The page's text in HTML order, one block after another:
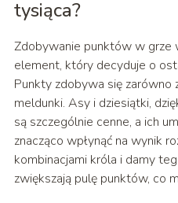
tysiąca?
Zdobywanie punktów w
element, który decyduje o
Punkty zdobywa się zarówno
meldunki. Asy i dziesiątki,
są szczególnie cenne, a ich
znacząco wpłynąć na wynik
kombinacjami króla i damy
zwiększają pulę punktów, co